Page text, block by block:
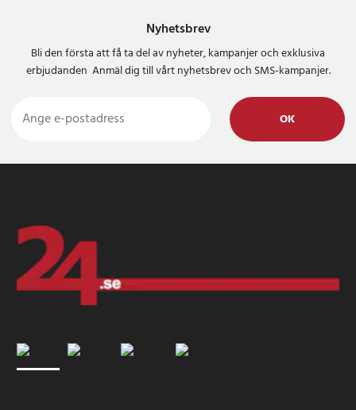
Nyhetsbrev
Bli den första att få ta del av nyheter, kampanjer och exklusiva
erbjudanden Anmäl dig till vårt nyhetsbrev och SMS-kampanjer.
OK